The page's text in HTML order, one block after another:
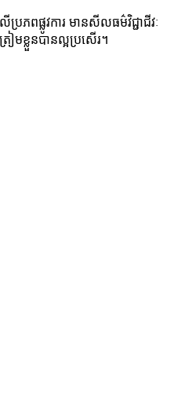
ភពផ្លូវការ មានសីលធម៌វិជ្ជាជីវៈ
មខ្លួនបានល្អប្រសើរ។